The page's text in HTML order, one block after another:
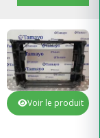
Voir le produit